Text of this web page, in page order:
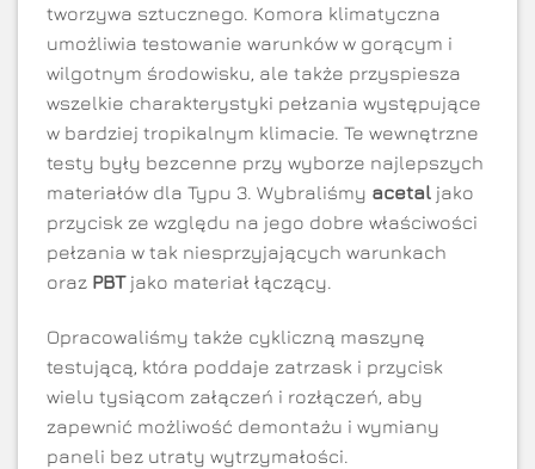
tworzywa sztucznego. Komora klimatyczna
umożliwia testowanie warunków w gorącym i
wilgotnym środowisku, ale także przyspiesza
wszelkie charakterystyki pełzania występujące
w bardziej tropikalnym klimacie. Te wewnętrzne
testy były bezcenne przy wyborze najlepszych
materiałów dla Typu 3. Wybraliśmy acetal jako
przycisk ze względu na jego dobre właściwości
pełzania w tak niesprzyjających warunkach
oraz PBTjako materiał łączący.
Opracowaliśmy także cykliczną maszynę
testującą, która poddaje zatrzask i przycisk
wielu tysiącom załączeń i rozłączeń, aby
zapewnić możliwość demontażu i wymiany
paneli bez utraty wytrzymałości.